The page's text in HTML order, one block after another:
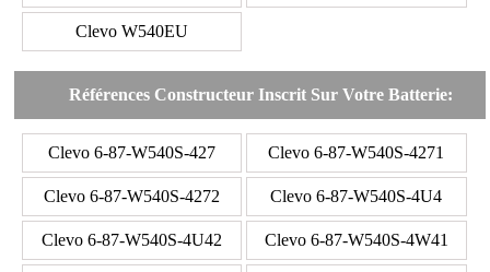
Clevo W540EU
Références Constructeur Inscrit Sur Votre Batterie:
Clevo 6-87-W540S-427 Clevo 6-87-W540S-4271
Clevo 6-87-W540S-4272 Clevo 6-87-W540S-4U4
Clevo 6-87-W540S-4U42 Clevo 6-87-W540S-4W41